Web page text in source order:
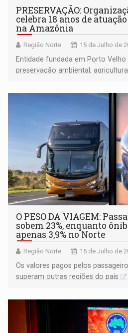
PRESERVAÇÃO:
celebra 18 anos de
na Amazônia
Região Norte 15 de Julho de
Entidade fundada em Porto
preservação ambiental,
amazônicas
O PESO DA VIAGEM:
sobem 23%, enquanto
apenas 3,9% no Norte
Região Norte 15 de Julho de
Os valores pagos pelos
superam outras regiões do país